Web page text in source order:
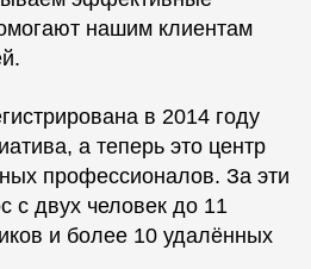
нашим клиентам
в 2014 году
а теперь это центр
профессионалов. За эти
с двух человек до 11
и более 10 удалённых